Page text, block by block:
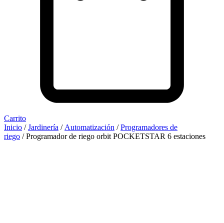
Carrito
Inicio /Jardinería / Automatización /Programadores de
riego / Programador de riego orbit POCKETSTAR 6 estaciones